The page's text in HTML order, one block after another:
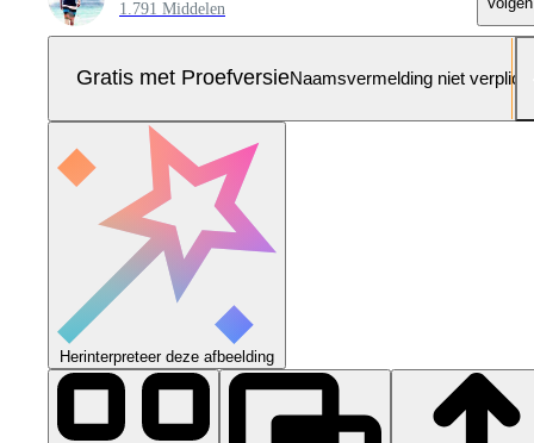
1.791 Middelen
Gratis met ProefversieNaamsvermelding niet verplicht
Herinterpreteer deze afbeelding